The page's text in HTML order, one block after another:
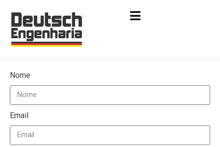
Nome
Email